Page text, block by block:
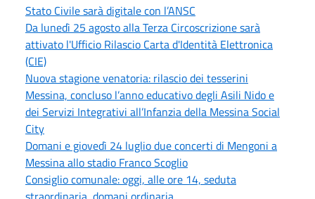
Stato Civile sarà digitale con l’ANSC
Da lunedì 25 agosto alla Terza Circoscrizione sarà
attivato l'Ufficio Rilascio Carta d'Identità Elettronica
(CIE)
Nuova stagione venatoria: rilascio dei tesserini
Messina, concluso l’anno educativo degli Asili Nido e
dei Servizi Integrativi all’Infanzia della Messina Social
City
Domani e giovedì 24 luglio due concerti di Mengoni a
Messina allo stadio Franco Scoglio
Consiglio comunale: oggi, alle ore 14, seduta